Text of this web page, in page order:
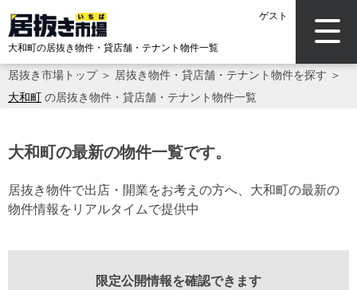
ゲスト
大和町の居抜き物件・貸店舗・テナント物件一覧
居抜き市場トップ＞ 居抜き物件・貸店舗・テナント物件を探す ＞
大和町 の居抜き物件・貸店舗・テナント物件一覧
大和町の最新の物件一覧です。
居抜き物件で出店・開業をお考えの方へ、大和町の最新の
物件情報をリアルタイムで提供中
限定公開情報を確認できます